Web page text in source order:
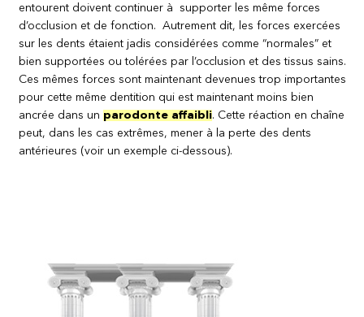
entourent doivent continuer à supporter les même forces
d’occlusion et de fonction. Autrement dit, les forces exercées
sur les dents étaient jadis considérées comme “normales” et
bien supportées ou tolérées par l’occlusion et des tissus sains.
Ces mêmes forces sont maintenant devenues trop importantes
pour cette même dentition qui est maintenant moins bien
ancrée dans un parodonte affaibli. Cette réaction en chaîne
peut, dans les cas extrêmes, mener à la perte des dents
antérieures (voir un exemple ci-dessous).